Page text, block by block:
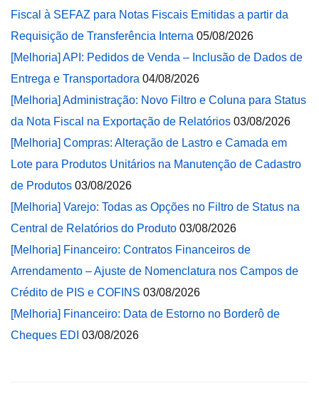
Fiscal à SEFAZ para Notas Fiscais Emitidas a partir da
Requisição de Transferência Interna 05/08/2026
[Melhoria] API: Pedidos de Venda – Inclusão de Dados de
Entrega e Transportadora 04/08/2026
[Melhoria] Administração: Novo Filtro e Coluna para Status
da Nota Fiscal na Exportação de Relatórios 03/08/2026
[Melhoria] Compras: Alteração de Lastro e Camada em
Lote para Produtos Unitários na Manutenção de Cadastro
de Produtos 03/08/2026
[Melhoria] Varejo: Todas as Opções no Filtro de Status na
Central de Relatórios do Produto 03/08/2026
[Melhoria] Financeiro: Contratos Financeiros de
Arrendamento – Ajuste de Nomenclatura nos Campos de
Crédito de PIS e COFINS 03/08/2026
[Melhoria] Financeiro: Data de Estorno no Borderô de
Cheques EDI 03/08/2026